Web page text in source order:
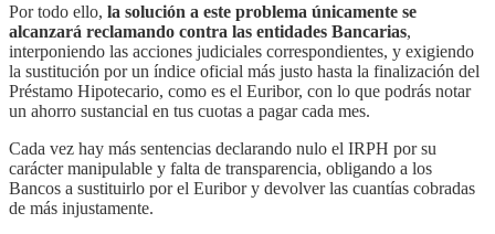
Por todo ello, la solución a este problema únicamente se
alcanzará reclamando contra las entidades Bancarias,
interponiendo las acciones judiciales correspondientes, y exigiendo
la sustitución por un índice oficial más justo hasta la finalización del
Préstamo Hipotecario, como es el Euribor, con lo que podrás notar
un ahorro sustancial en tus cuotas a pagar cada mes.
Cada vez hay más sentencias declarando nulo el IRPH por su
carácter manipulable y falta de transparencia, obligando a los
Bancos a sustituirlo por el Euribor y devolver las cuantías cobradas
de más injustamente.